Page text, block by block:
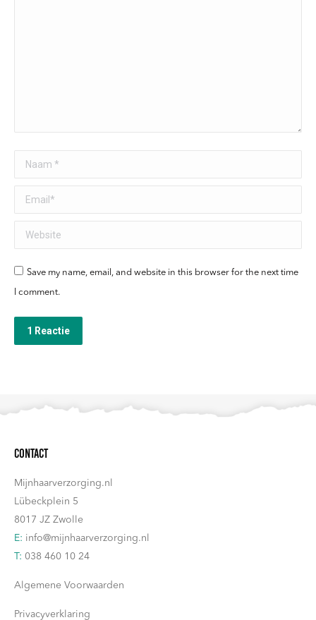
Naam *
Email *
Website
Save my name, email, and website in this browser for the next time
I comment.
1 Reactie
Contact
Mijnhaarverzorging.nl
Lübeckplein 5
8017 JZ Zwolle
E: info@mijnhaarverzorging.nl
T: 038 460 10 24
Algemene Voorwaarden
Privacyverklaring